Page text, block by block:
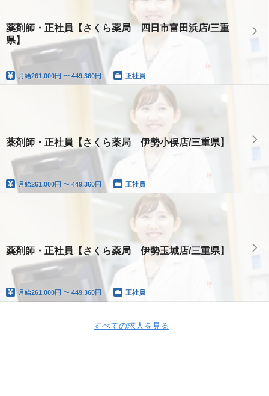
薬剤師・正社員【さくら薬局 四日市富田浜店/三重
県】
月給261,000円 〜 449,360円 正社員
薬剤師・正社員【さくら薬局 伊勢小俣店/三重県】
月給261,000円 〜 449,360円 正社員
薬剤師・正社員【さくら薬局 伊勢玉城店/三重県】
月給261,000円 〜 449,360円 正社員
すべての求人を見る